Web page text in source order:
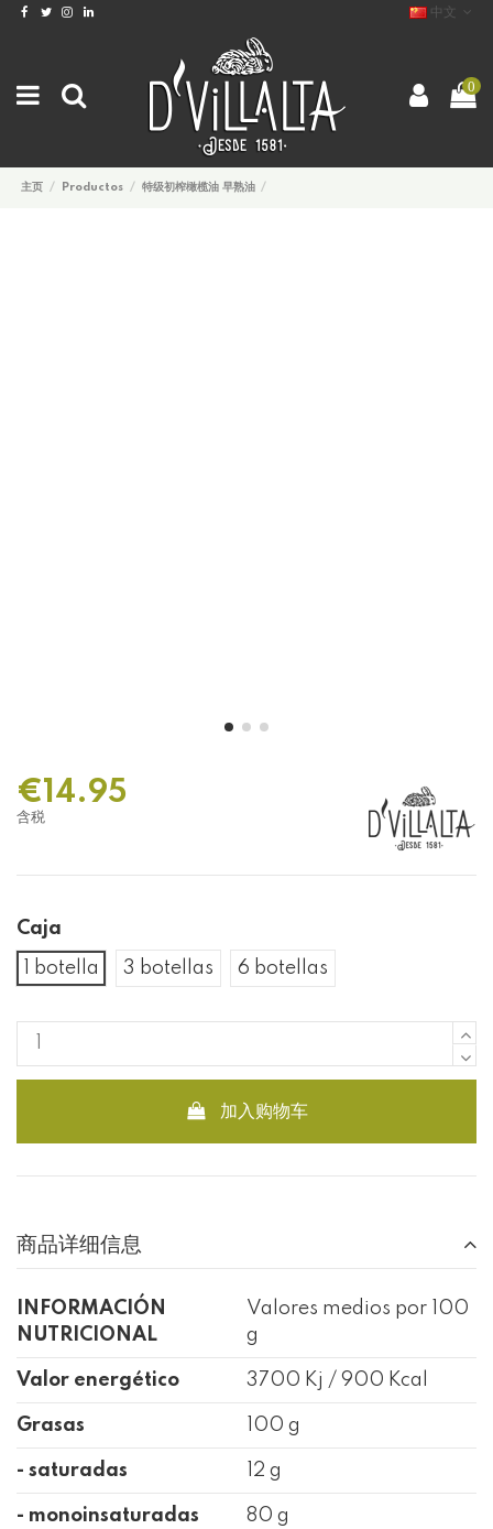
中文
0
主页 Productos 特级初榨橄榄油 早熟油
€14.95
含税
Caja
1 botella
3 botellas 6 botellas
加入购物车
商品详细信息
INFORMACIÓN
NUTRICIONAL
Valores medios por 100
g
Valor energético 3700 Kj / 900 Kcal
Grasas 100 g
- saturadas 12 g
- monoinsaturadas 80 g